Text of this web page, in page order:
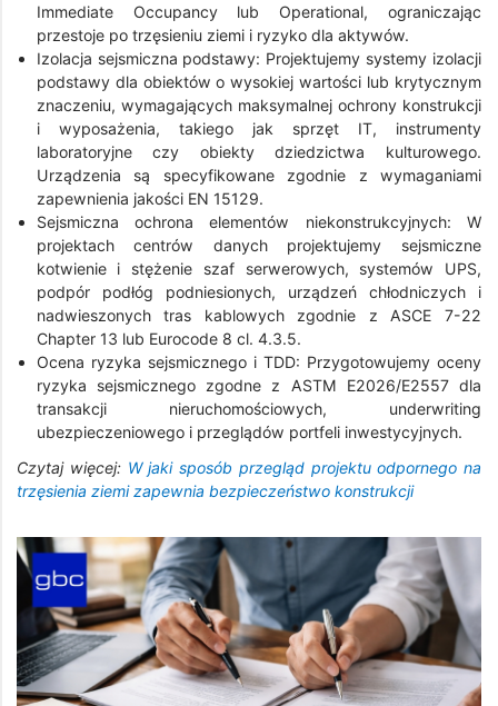
Immediate Occupancy lub Operational, ograniczając
przestoje po trzęsieniu ziemi i ryzyko dla aktywów.
Izolacja sejsmiczna podstawy: Projektujemy systemy izolacji
podstawy dla obiektów o wysokiej wartości lub krytycznym
znaczeniu, wymagających maksymalnej ochrony konstrukcji
i wyposażenia, takiego jak sprzęt IT, instrumenty
laboratoryjne czy obiekty dziedzictwa kulturowego.
Urządzenia są specyfikowane zgodnie z wymaganiami
zapewnienia jakości EN 15129.
Sejsmiczna ochrona elementów niekonstrukcyjnych: W
projektach centrów danych projektujemy sejsmiczne
kotwienie i stężenie szaf serwerowych, systemów UPS,
podpór podłóg podniesionych, urządzeń chłodniczych i
nadwieszonych tras kablowych zgodnie z ASCE 7-22
Chapter 13 lub Eurocode 8 cl. 4.3.5.
Ocena ryzyka sejsmicznego i TDD: Przygotowujemy oceny
ryzyka sejsmicznego zgodne z ASTM E2026/E2557 dla
transakcji nieruchomościowych, underwriting
ubezpieczeniowego i przeglądów portfeli inwestycyjnych.
Czytaj więcej:W jaki sposób przegląd projektu odpornego na
trzęsienia ziemi zapewnia bezpieczeństwo konstrukcji